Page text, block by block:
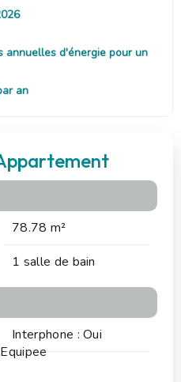
annuelles d'énergie pour un
an
78.78 m²
1 salle de bain
Interphone : Oui